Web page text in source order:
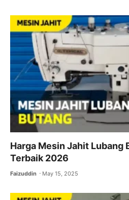
Harga Mesin Jahit Lubang
Terbaik 2026
Faizuddin May 15, 2025